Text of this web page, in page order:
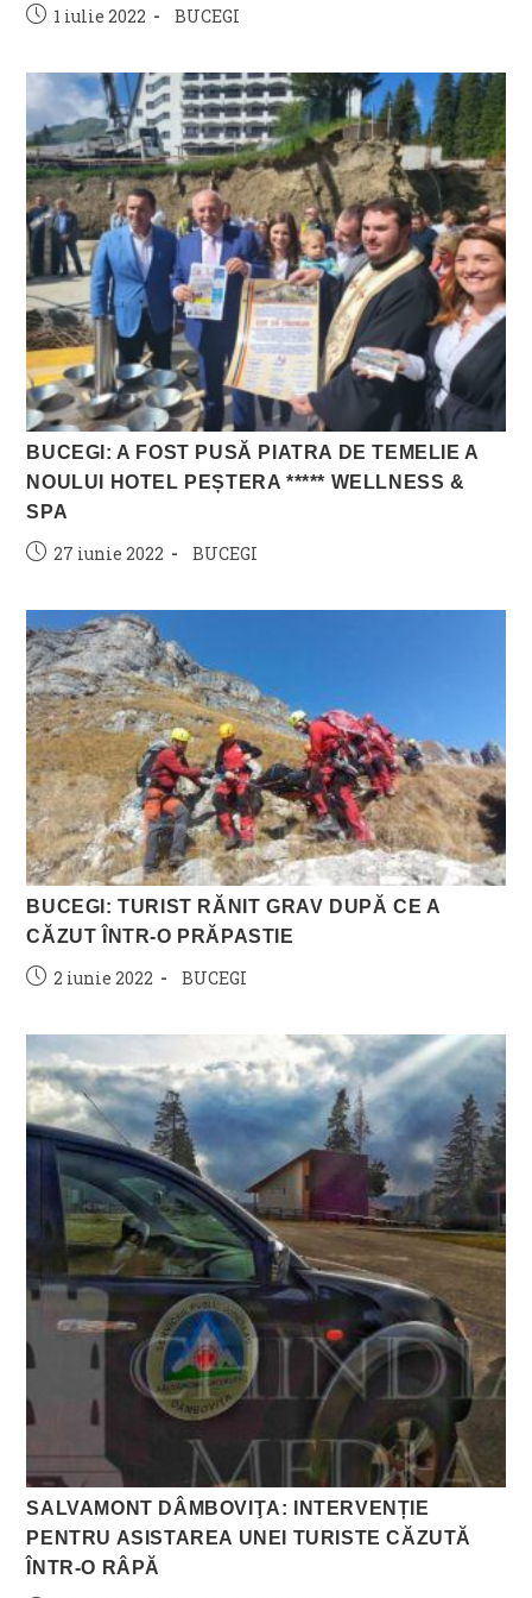
Post1 iulie 2022
Post
BUCEGI
BUCEGI: A FOST PUSĂ PIATRA DE TEMELIE A
NOULUI HOTEL PEȘTERA ***** WELLNESS &
SPA
Post27 iunie 2022
Post
BUCEGI
BUCEGI: TURIST RĂNIT GRAV DUPĂ CE A
CĂZUT ÎNTR-O PRĂPASTIE
Post2 iunie 2022
Post
BUCEGI
SALVAMONT DÂMBOVIŢA: INTERVENȚIE
PENTRU ASISTAREA UNEI TURISTE CĂZUTĂ
ÎNTR-O RÂPĂ